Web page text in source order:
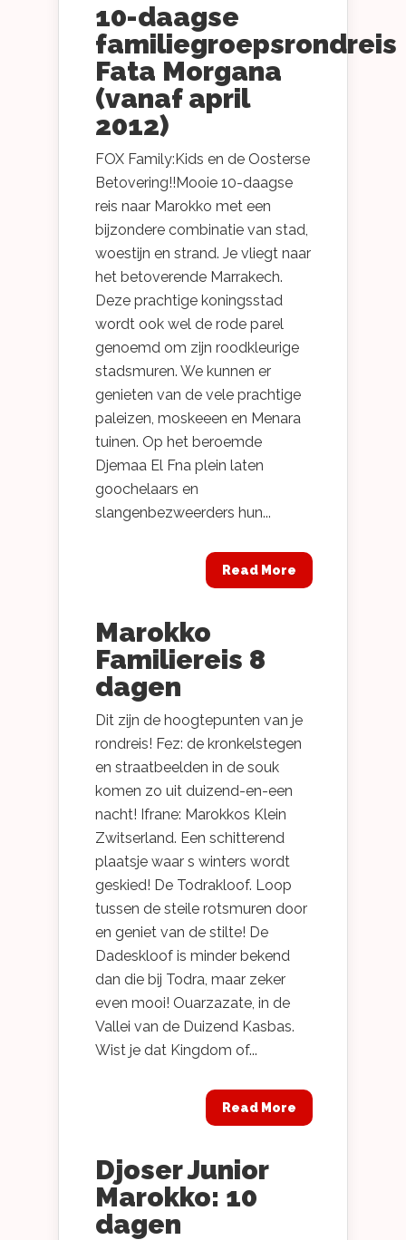
10-daagse
familiegroepsrondreis
Fata Morgana
(vanaf april
2012)
FOX Family:Kids en de Oosterse
Betovering!!Mooie 10-daagse
reis naar Marokko met een
bijzondere combinatie van stad,
woestijn en strand. Je vliegt naar
het betoverende Marrakech.
Deze prachtige koningsstad
wordt ook wel de rode parel
genoemd om zijn roodkleurige
stadsmuren. We kunnen er
genieten van de vele prachtige
paleizen, moskeeen en Menara
tuinen. Op het beroemde
Djemaa El Fna plein laten
goochelaars en
slangenbezweerders hun...
Read More
Marokko
Familiereis 8
dagen
Dit zijn de hoogtepunten van je
rondreis! Fez: de kronkelstegen
en straatbeelden in de souk
komen zo uit duizend-en-een
nacht! Ifrane: Marokkos Klein
Zwitserland. Een schitterend
plaatsje waar s winters wordt
geskied! De Todrakloof. Loop
tussen de steile rotsmuren door
en geniet van de stilte! De
Dadeskloof is minder bekend
dan die bij Todra, maar zeker
even mooi! Ouarzazate, in de
Vallei van de Duizend Kasbas.
Wist je dat Kingdom of...
Read More
Djoser Junior
Marokko: 10
dagen